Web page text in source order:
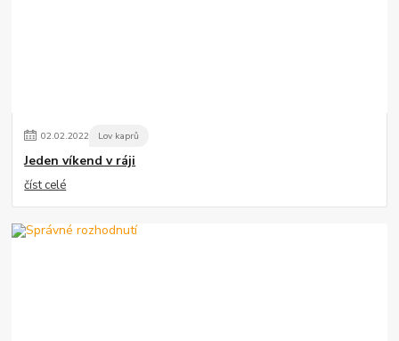
02.02.2022 Lov kaprů
Jeden víkend v ráji
číst celé